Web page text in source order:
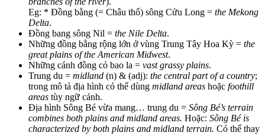
Eg: * Đồng bằng (= Châu thổ) sông Cửu Long = the Mekong
Delta.
Đồng bang sông Nil = the Nile Delta.
Những đồng bằng rộng lớn ở vùng Trung Tây Hoa Kỳ = the
great plains of the American Midwest.
Những cánh đồng cỏ bao la = vast grassy plains.
Trung du = midland (n) & (adj): the central part of a country;
trong mô tả địa hình có thể dùng midland areas hoặc foothill
areas tùy ngữ cảnh.
Địa hình Sông Bé vừa mang… trung du = Sông Bé’s terrain
combines both plains and midland areas. Hoặc: Sông Bé is
characterized by both plains and midland terrain. Có thể thay